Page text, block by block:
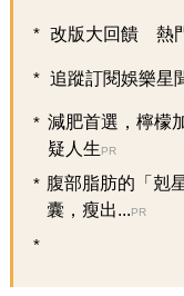
改版大回饋 熱
追蹤訂閱娛樂
減肥首選，檸檬
疑人生PR
腹部脂肪的「剋
囊，瘦出...PR